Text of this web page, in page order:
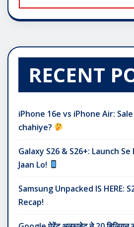
RECENT
iPhone 16e vs iPhone Air:
chahiye?
Galaxy S26 & S26+: Launch
Jaan Lo!
Samsung Unpacked IS HERE:
Recap!